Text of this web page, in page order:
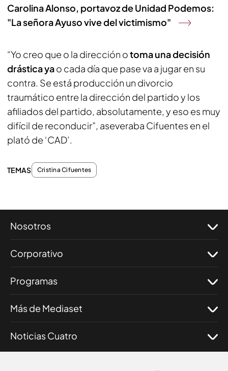
Carolina Alonso, portavoz de Unidad Podemos:
"La señora Ayuso vive del victimismo"
“Yo creo que o la dirección otoma una decisión
drástica yao cada día que pase va a jugar en su
contra. Se está producción un divorcio
traumático entre la dirección del partido y los
afiliados del partido, absolutamente, y eso es muy
difícil de reconducir”, aseveraba Cifuentes en el
plató de ‘CAD’.
TEMAS Cristina Cifuentes
Nosotros
Corporativo
Programas
Más de Mediaset
Noticias Cuatro